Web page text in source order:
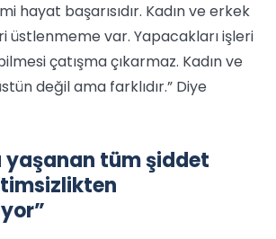
hayat başarısıdır. Kadın ve erkek
üstlenmeme var. Yapacakları işleri
çatışma çıkarmaz. Kadın ve
değil ama farklıdır.” Diye
yaşanan tüm şiddet